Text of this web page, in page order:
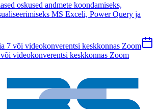
oskused andmete koondamiseks,
MS Exceli, Power Query ja
7 või videokonverentsi keskkonnas Zoom
videokonverentsi keskkonnas Zoom